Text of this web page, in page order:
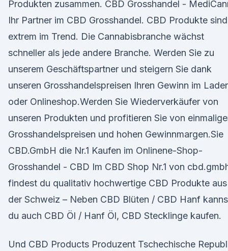
Produkten zusammen. CBD Grosshandel -
Ihr Partner im CBD Grosshandel. CBD Produkte sind
extrem im Trend. Die Cannabisbranche wächst
schneller als jede andere Branche. Werden Sie zu
unserem Geschäftspartner und steigern Sie dank
unseren Grosshandelspreisen Ihren Gewinn im
oder Onlineshop.Werden Sie Wiederverkäufer von
unseren Produkten und profitieren Sie von
Grosshandelspreisen und hohen Gewinnmargen.Sie
CBD.GmbH die Nr.1 Kaufen im Onlinene-Shop-
Grosshandel - CBD Im CBD Shop Nr.1 von
findest du qualitativ hochwertige CBD Produkte aus
der Schweiz – Neben CBD Blüten / CBD Hanf
du auch CBD Öl / Hanf Öl, CBD Stecklinge kaufen.
Und CBD Products Produzent Tschechische